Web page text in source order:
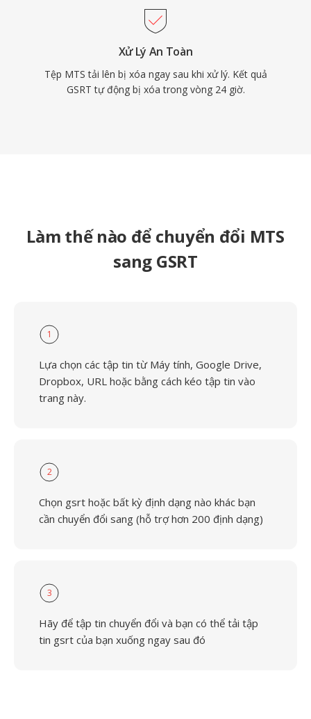
Xử Lý An Toàn
Tệp MTS tải lên bị xóa ngay sau khi xử lý. Kết quả
GSRT tự động bị xóa trong vòng 24 giờ.
Làm thế nào để chuyển đổi MTS
sang GSRT
1
Lựa chọn các tập tin từ Máy tính, Google Drive,
Dropbox, URL hoặc bằng cách kéo tập tin vào
trang này.
2
Chọn gsrt hoặc bất kỳ định dạng nào khác bạn
cần chuyển đổi sang (hỗ trợ hơn 200 định dạng)
3
Hãy để tập tin chuyển đổi và bạn có thể tải tập
tin gsrt của bạn xuống ngay sau đó